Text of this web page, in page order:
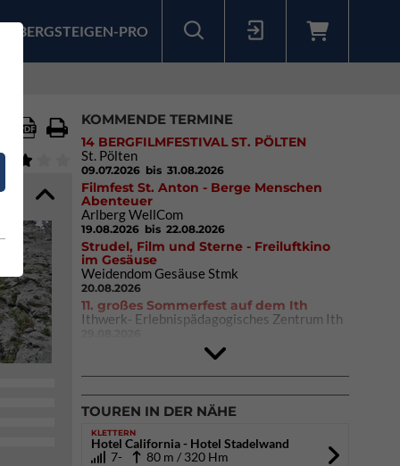
BERGSTEIGEN-PRO
KOMMENDE TERMINE
14 BERGFILMFESTIVAL ST. PÖLTEN
St. Pölten
09.07.2026 bis 31.08.2026
Filmfest St. Anton - Berge Menschen
Abenteuer
Arlberg WellCom
19.08.2026 bis 22.08.2026
Strudel, Film und Sterne - Freiluftkino
im Gesäuse
Weidendom Gesäuse Stmk
20.08.2026
11. großes Sommerfest auf dem Ith
Ithwerk- Erlebnispädagogisches Zentrum Ith
02.10.2026bis 04.10.2026
TOUREN IN DER NÄHE
KLETTERN
Hotel California - Hotel Stadelwand
7-
80 m / 320 Hm